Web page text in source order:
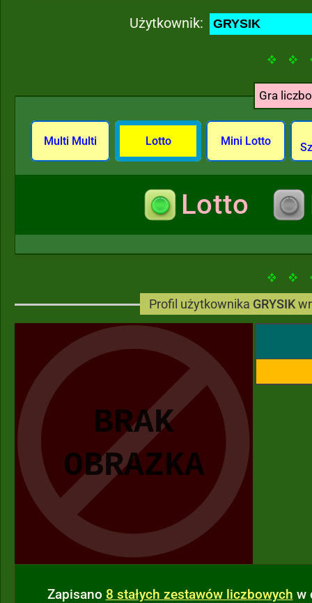
Użytkownik:
Gra
Multi Multi Lotto Mini Lotto
Lotto
Profil użytkownika GRYSIK
Zapisano 8 stałych zestawów liczbowych w